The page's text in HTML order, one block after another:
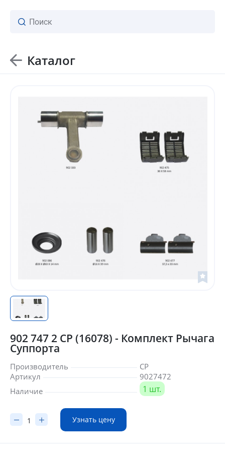
Каталог
902 747 2 CP (16078) - Комплект Рычага
Суппорта
Производитель
CP
Артикул
9027472
Наличие
1 шт.
Узнать цену